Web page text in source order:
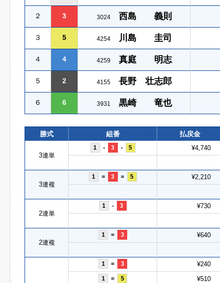
２ 3 3024 西島 義則
３ 5 4254 川島 圭司
４ 4 4259 真庭 明志
５ 2 4155 長野 壮志郎
６ 6 3931 黒崎 竜也
勝式 組番 払戻金
3連単
1 - 3 - 5 ¥4,740
3連複
1 = 3 = 5 ¥2,210
2連単
1 - 3 ¥730
2連複
1 = 3 ¥640
1 = 3 ¥240
1 = 5 ¥510